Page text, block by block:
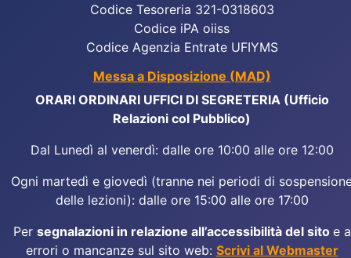
Codice Tesoreria 321-0318603
Codice iPA oiiss
Codice Agenzia Entrate UFIYMS
Messa a Disposizione (MAD)
ORARI ORDINARI UFFICI DI SEGRETERIA (Ufficio
Relazioni col Pubblico)
Dal Lunedì al venerdì: dalle ore 10:00 alle ore 12:00
Ogni martedì e giovedì (tranne nei periodi di
delle lezioni): dalle ore 15:00 alle ore 17:00
Per segnalazioni in relazione all’accessibilità del sito e a
errori o mancanze sul sito web: Scrivi al Webmaster